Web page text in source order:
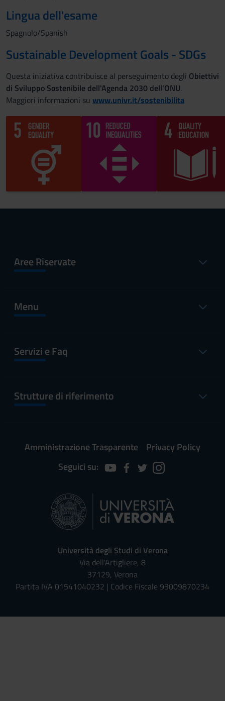
Lingua dell'esame
Spagnolo/Spanish
Sustainable Development Goals - SDGs
Questa iniziativa contribuisce al perseguimento degli Obiettivi
di Sviluppo Sostenibile dell'Agenda 2030 dell'ONU.
Maggiori informazioni su www.univr.it/sostenibilita
Aree Riservate
Menu
Servizi e Faq
Strutture di riferimento
Amministrazione Trasparente
Privacy Policy
Seguici su:
Università degli Studi di Verona
Via dell'Artigliere, 8
37129, Verona
Partita IVA 01541040232 | Codice Fiscale 93009870234